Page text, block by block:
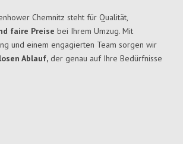
Chemnitz steht für Qualität,
faire Preise bei Ihrem Umzug. Mit
und einem engagierten Team sorgen wir
Ablauf, der genau auf Ihre Bedürfnisse